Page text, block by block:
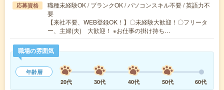
応募資格
職種未経験OK / ブランクOK / パソコンスキル不要 / 英語力不
要
【来社不要、WEB登録OK！】〇未経験大歓迎！〇フリータ
ー、主婦(夫) 大歓迎！ ※お仕事の掛け持ち…
職場の雰囲気
年齢層
20代
30代 40代 50代 60代